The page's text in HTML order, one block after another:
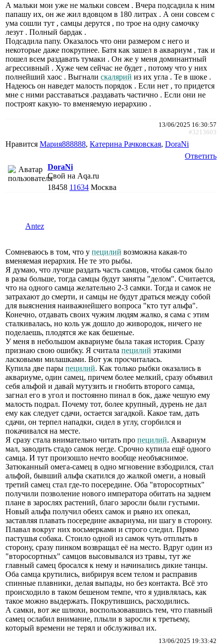
А мальки мои уже не мальки совсем . Вчера подсадила к ним
папашу их, он же жил вдовцом в 180 литрах . А они совсем с
ума сошли тут , самцы дерутся , по трое на одну самочку
лезут . Полный бардак .
Подсадила папу. Оказалось что они размером с него и
некоторые даже покрупнее. Батя как зашел в аквариум , так и
пошел всем раздавать тумаки . Он же у меня доминантный
агрессивный . Хуже чем сейчас не будет , потому что у них
полнейший хаос . Выгнали скалярий из их угла . Те в шоке .
Надеюсь он наведет малость порядок . Если нет , то придется
мне с ними расставаться .раздавать частично . Если они не
построят какую- то вменяемую иерархию .
13/06/2025 16:30:57
#3213603
Нравится Мария888888, Катерина Рачковская, DoraNi
Ответить
DoraNi
Свой на Aqa.ru
18458 11634 Москва
Antez
Сомневаюсь в том, что у пецилий возможна какая-то
вменяемая иерархия. Не те это рыбы.
Я думаю, что лучше раздать часть самцов, чтобы самок было
в разы больше, тогда самцы будут заняты "делом". Считается,
что на одного самца желательно 2-3 самки. Тогда и самок не
затрахают до смерти, и самцы не будут драться между собой
для выяснения наиважнейшего вопроса "кто тут альфа".
Конечно, отдавать своих чужим людям жалко, я сама с этим
сталкивалась, но коль уж дошло до живородок, ничего не
поделаешь, плодятся же как бешеные.
У меня в небольшом аквариуме была такая история. Сразу
признаю свою ошибку. Я считала пецилий этакими
ласковыми милашками. Вот уж просчиталась.
Купила две пары пецилий. Как только рыбки оказались в
аквариуме, один самец, причем более мелкий, сразу объявил
себя альфой и давай мутузить и гнобить второго самца,
загнал его в угол и постоянно пинал в бок, даже чешую ему
малость подрал. Почему тот, более крупный, дурень не дал
ему как следует сдачи, остается загадкой. Какое там, дать
сдачи, он терпел нападки, сидел в углу, сгорбился и
покачивался на месте.
Я сразу стала внимательно читать про пецилий. Аквариум
мал, заводить стадо самок негде. Срочно купила ещё одного
самца. И тут произошло нечто вообще необъяснимое.
Затюканный омега-самец в одно мгновение взбодрился, стал
альфой, бывший альфа скатился до жалкой омеги, а новый
третий самец стал где-то посередине. Оба "второсортных"
получили позволение нового императора обитать на заднем
плане в зарослях растений, благо заросли были густыми.
Новый альфа получил обеих самок и рьяно их опекал,
заставляя плавать посередине аквариума, ни шагу в сторону.
Плавал вокруг них восьмерками и строго следил. Прямо
пастушья собака. Стоило одной из самок чуть отплыть в
сторону, сразу пинком возвращал её на место. Вдруг один из
"второсортных" самцов высовывался из травы, тут же
главный самец бросался к нему и начинались дикие танцы.
Оба самца крутились, вибрируя всем телом и расправив
спинные плавники, делая выпады, но без контакта. Всё это
происходило в таком бешеном темпе, что я удивлялась, как
такое можно выдержать. Покрутившись, расходились.
А самки, вот же шлюхи, воспользовавшись тем, что главный
самец ослабил внимание, плыли в заросли к третьему,
который времени не терял и обслуживал их.
13/06/2025 19:33:42